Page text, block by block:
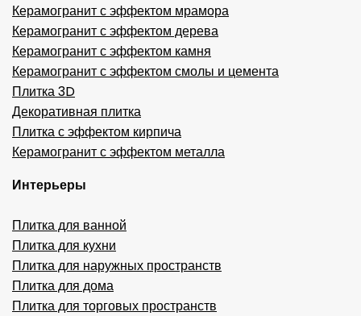
Керамогранит с эффектом мрамора
Керамогранит с эффектом дерева
Керамогранит с эффектом камня
Керамогранит с эффектом смолы и цемента
Плитка 3D
Декоративная плитка
Плитка с эффектом кирпича
Керамогранит с эффектом металла
Интерьеры
Плитка для ванной
Плитка для кухни
Плитка для наружных пространств
Плитка для дома
Плитка для торговых пространств